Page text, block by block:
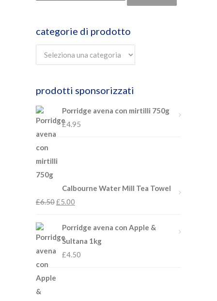
categorie di prodotto
prodotti sponsorizzati
Porridge avena con mirtilli 750g
£4.95
Calbourne Water Mill Tea Towel
£6.50£5.00
Porridge avena con Apple &
Sultana 1kg
£4.50